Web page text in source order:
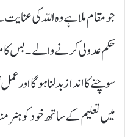
جو مقام ملا ہے وہ اللّہ کی
حکم عدولی کرنے والے۔ بس
سوچنے کا انداز بدلنا ہو گا اور
میں تعلیم کے ساتھ خود کو ہنر